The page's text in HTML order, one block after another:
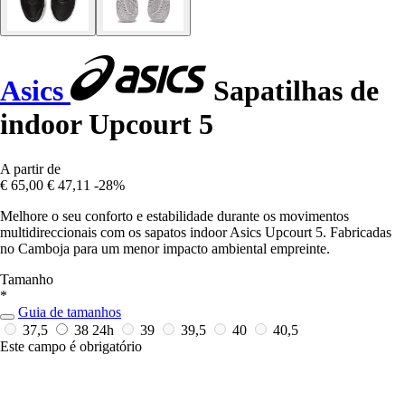
Asics
Sapatilhas de
indoor Upcourt 5
A partir de
€ 65,00 € 47,11 -28%
Melhore o seu conforto e estabilidade durante os movimentos
multidireccionais com os sapatos indoor Asics Upcourt 5. Fabricadas
no Camboja para um menor impacto ambiental empreinte.
Tamanho
*
Guia de tamanhos
37,5
38 24h 39 39,5 40
40,5
Este campo é obrigatório